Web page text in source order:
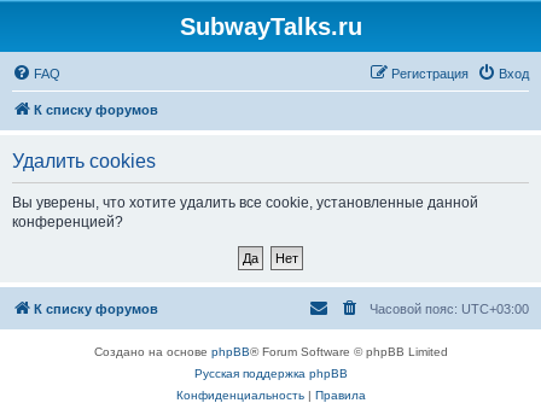
SubwayTalks.ru
FAQ Вход
Регистрация
К списку форумов
Удалить cookies
Вы уверены, что хотите удалить все cookie, установленные данной
конференцией?
К списку форумов Часовой пояс: UTC+03:00
Создано на основе phpBB® Forum Software © phpBB Limited
Русская поддержка phpBB
Конфиденциальность| Правила